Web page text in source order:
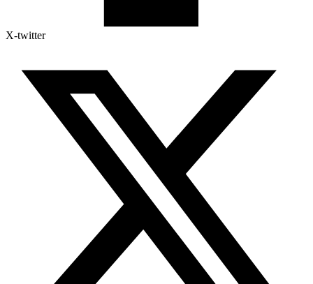
X-twitter